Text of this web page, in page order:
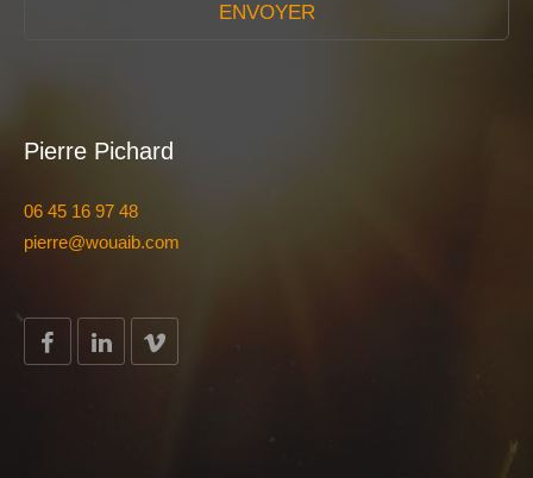
ENVOYER
Pierre Pichard
06 45 16 97 48
pierre@wouaib.com